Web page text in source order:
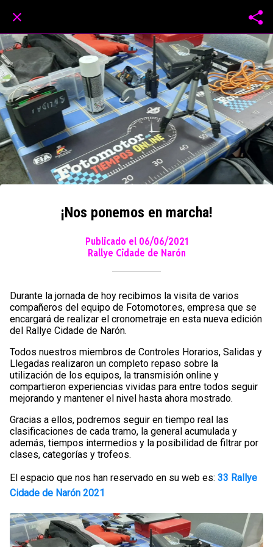
¡Nos ponemos en marcha!
Publicado el 06/06/2021
Rallye Cidade de Narón
Durante la jornada de hoy recibimos la visita de varios
compañeros del equipo de Fotomotor.es, empresa que se
encargará de realizar el cronometraje en esta nueva edición
del Rallye Cidade de Narón.
Todos nuestros miembros de Controles Horarios, Salidas y
Llegadas realizaron un completo repaso sobre la
utilización de los equipos, la transmisión online y
compartieron experiencias vividas para entre todos seguir
mejorando y mantener el nivel hasta ahora mostrado.
Gracias a ellos, podremos seguir en tiempo real las
clasificaciones de cada tramo, la general acumulada y
además, tiempos intermedios y la posibilidad de filtrar por
clases, categorías y trofeos.
El espacio que nos han reservado en su web es: 33 Rallye
Cidade de Narón 2021